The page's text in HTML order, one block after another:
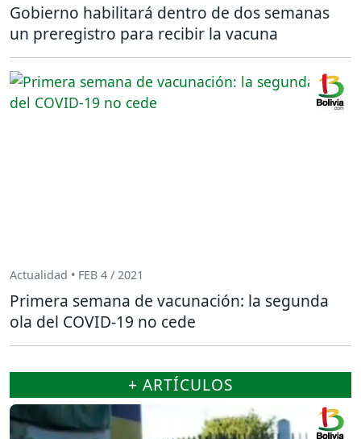
Gobierno habilitará dentro de dos semanas
un preregistro para recibir la vacuna
Actualidad • FEB 4 / 2021
Primera semana de vacunación: la segunda
ola del COVID-19 no cede
+ ARTÍCULOS